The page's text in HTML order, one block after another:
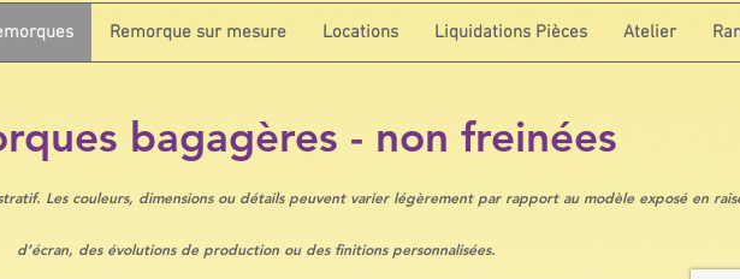
Remorque sur mesure Locations Liquidations Pièces Atelier
bagagères - non freinées
Les couleurs, dimensions ou détails peuvent varier légèrement par rapport au modèle exposé en
d’écran, des évolutions de production ou des finitions personnalisées.